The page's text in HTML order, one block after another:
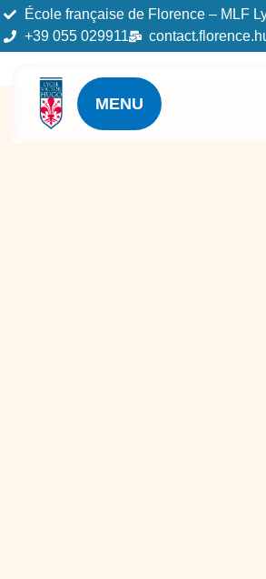
École française de Florence – MLF
+39 055 029911
MENU